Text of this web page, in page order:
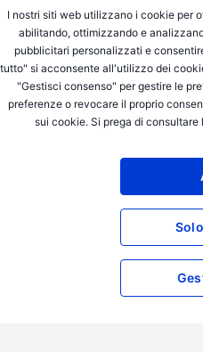
I nostri siti web utilizzano i cookie per
abilitando, ottimizzando e
pubblicitari personalizzati e
tutto" si acconsente all'utilizzo dei
"Gestisci consenso" per gestire le
preferenze o revocare il proprio
sui cookie. Si prega di consultare
alle